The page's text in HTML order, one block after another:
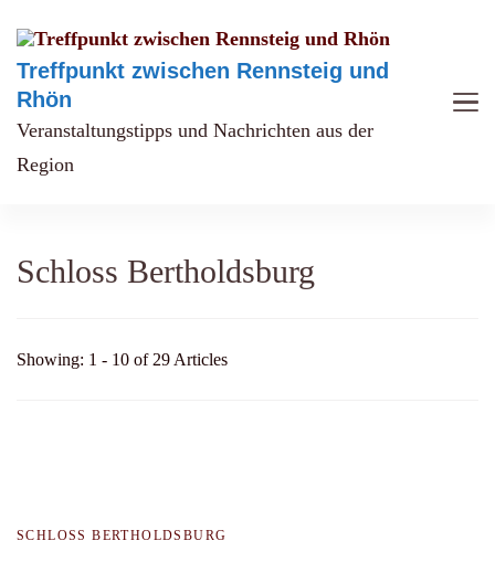
Treffpunkt zwischen Rennsteig und
Rhön
Veranstaltungstipps und Nachrichten aus der
Region
Schloss Bertholdsburg
Showing: 1 - 10 of 29 Articles
SCHLOSS BERTHOLDSBURG